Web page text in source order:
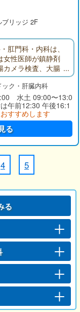
リッジ 2F
肛門科・内科は、
女性医師が鎮静剤
カメラ検査、大腸
査、経口・経鼻検
悩みや、健康診
ク・肝臓内科
水土 09:00〜13:0
前12:30 午後16:1
すすめします
る
4 5
る